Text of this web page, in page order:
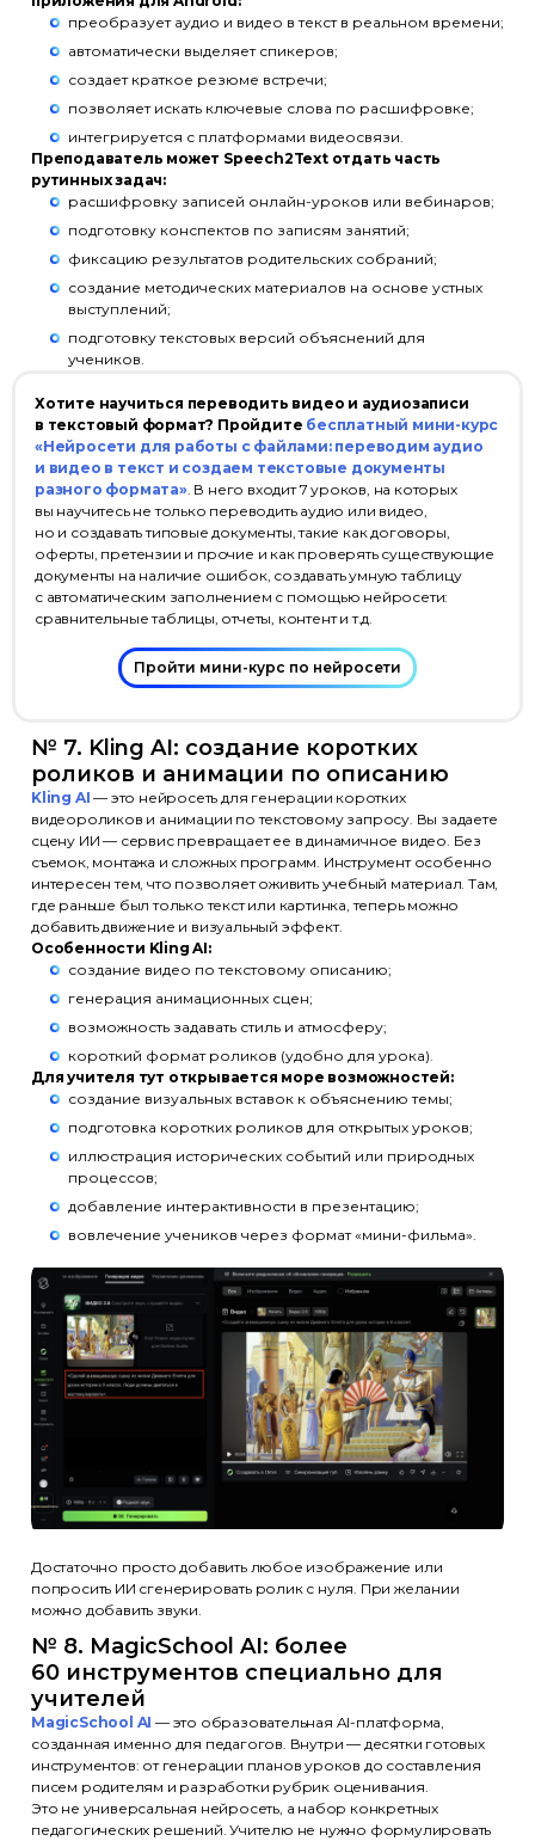
преобразует аудио и видео в текст в реальном времени;
автоматически выделяет спикеров;
создает краткое резюме встречи;
позволяет искать ключевые слова по расшифровке;
интегрируется с платформами видеосвязи.
Преподаватель может Speech2Text отдать часть
рутинных задач:
расшифровку записей онлайн-уроков или вебинаров;
подготовку конспектов по записям занятий;
фиксацию результатов родительских собраний;
создание методических материалов на основе устных
выступлений;
подготовку текстовых версий объяснений для
учеников.
Хотите научиться переводить видео и аудиозаписи
в текстовый формат? Пройдите бесплатный мини-курс
«Нейросети для работы с файлами: переводим аудио
и видео в текст и создаем текстовые документы
разного формата». В него входит 7 уроков, на которых
вы научитесь не только переводить аудио или видео,
но и создавать типовые документы, такие как договоры,
оферты, претензии и прочие и как проверять существующие
документы на наличие ошибок, создавать умную таблицу
с автоматическим заполнением с помощью нейросети:
сравнительные таблицы, отчеты, контент и т.д.
Пройти мини-курс по нейросети
№ 7. Kling AI: создание коротких
роликов и анимации по описанию
Kling AI — это нейросеть для генерации коротких
видеороликов и анимации по текстовому запросу. Вы задаете
сцену ИИ — сервис превращает ее в динамичное видео. Без
съемок, монтажа и сложных программ. Инструмент особенно
интересен тем, что позволяет оживить учебный материал. Там,
где раньше был только текст или картинка, теперь можно
добавить движение и визуальный эффект.
Особенности Kling AI:
создание видео по текстовому описанию;
генерация анимационных сцен;
возможность задавать стиль и атмосферу;
короткий формат роликов (удобно для урока).
Для учителя тут открывается море возможностей:
создание визуальных вставок к объяснению темы;
подготовка коротких роликов для открытых уроков;
иллюстрация исторических событий или природных
процессов;
добавление интерактивности в презентацию;
вовлечение учеников через формат «мини-фильма».
Достаточно просто добавить любое изображение или
попросить ИИ сгенерировать ролик с нуля. При желании
можно добавить звуки.
№ 8. MagicSchool AI: более
60 инструментов специально для
учителей
MagicSchool AI — это образовательная AI-платформа,
созданная именно для педагогов. Внутри — десятки готовых
инструментов: от генерации планов уроков до составления
писем родителям и разработки рубрик оценивания.
Это не универсальная нейросеть, а набор конкретных
педагогических решений. Учителю не нужно формулировать